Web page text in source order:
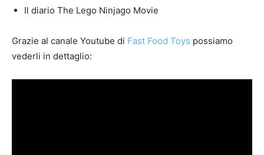
Il diario The Lego Ninjago Movie
Grazie al canale Youtube di Fast Food Toys possiamo
vederli in dettaglio: